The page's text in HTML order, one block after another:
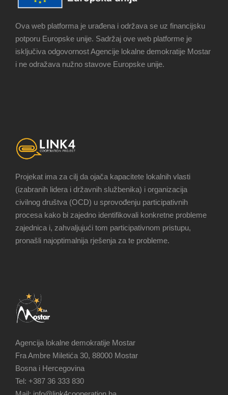
Ova web platforma je urađena i održava se uz financijsku
potporu Europske unije. Sadržaj ove web platforme je
isključiva odgovornost Agencije lokalne demokratije Mostar
i ne odražava nužno stavove Europske unije.
Projekat ima za cilj da ojača kapacitete lokalnih vlasti
(izabranih lidera i državnih službenika) i organizacija
civilnog društva (OCD) u sprovođenju participativnih
procesa kako bi zajedno identifikovali konkretne probleme
zajednica i, zahvaljujući tom participativnom pristupu,
pronašli najoptimalnija rješenja za te probleme.
Agencija lokalne demokratije Mostar
Fra Ambre Miletića 30, 88000 Mostar
Bosna i Hercegovina
Tel: +387 36 333 830